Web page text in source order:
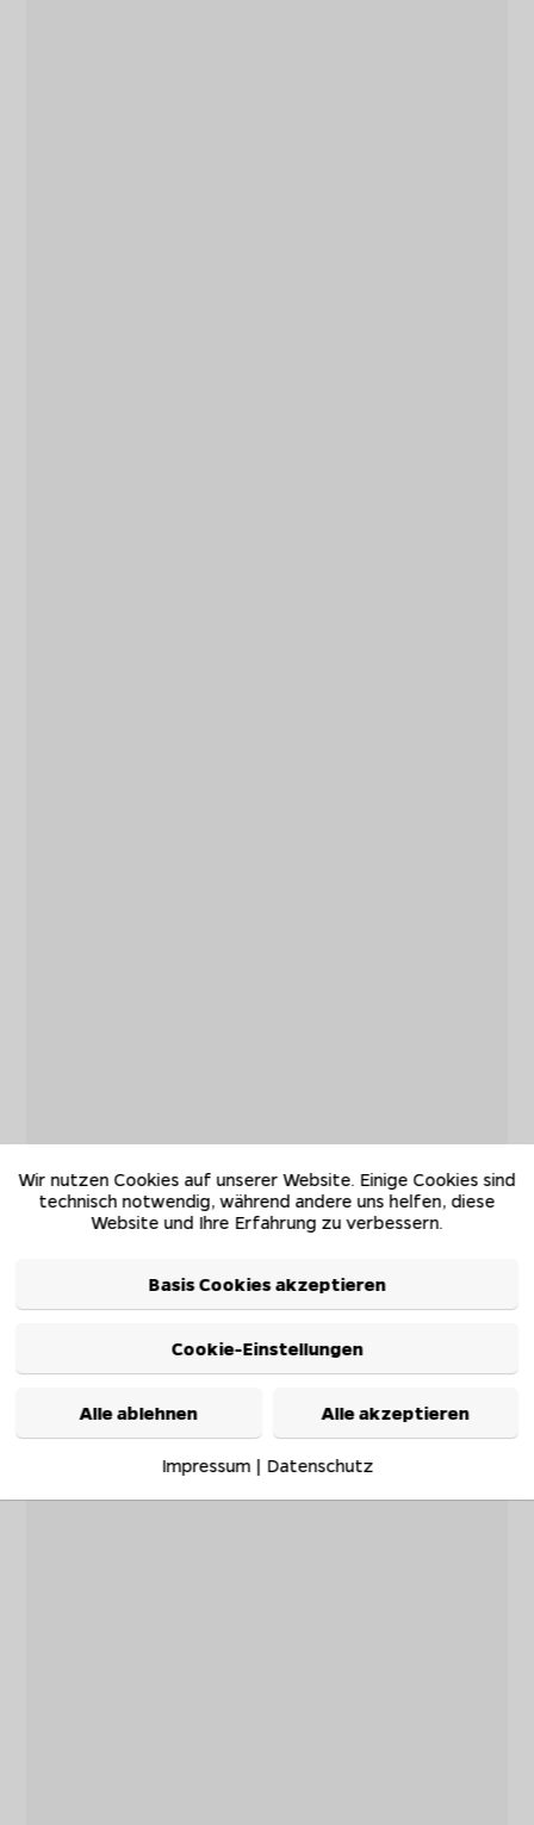
Wir nutzen Cookies auf unserer Website. Einige Cookies sind
technisch notwendig, während andere uns helfen, diese
Website und Ihre Erfahrung zu verbessern.
Basis Cookies akzeptieren
Cookie-Einstellungen
Alle ablehnen Alle akzeptieren
Impressum| Datenschutz